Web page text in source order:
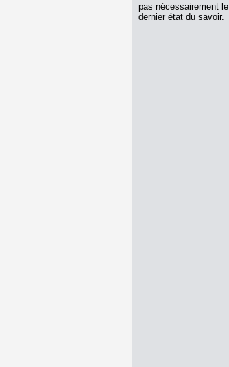
pas nécessairement le
dernier état du savoir.